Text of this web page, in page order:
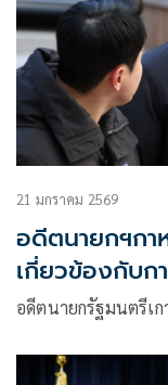
21 มกราคม 2569
อดีตนายกฯกา
เกี่ยวข้องกับก
อดีตนายกรัฐมนตรีเ